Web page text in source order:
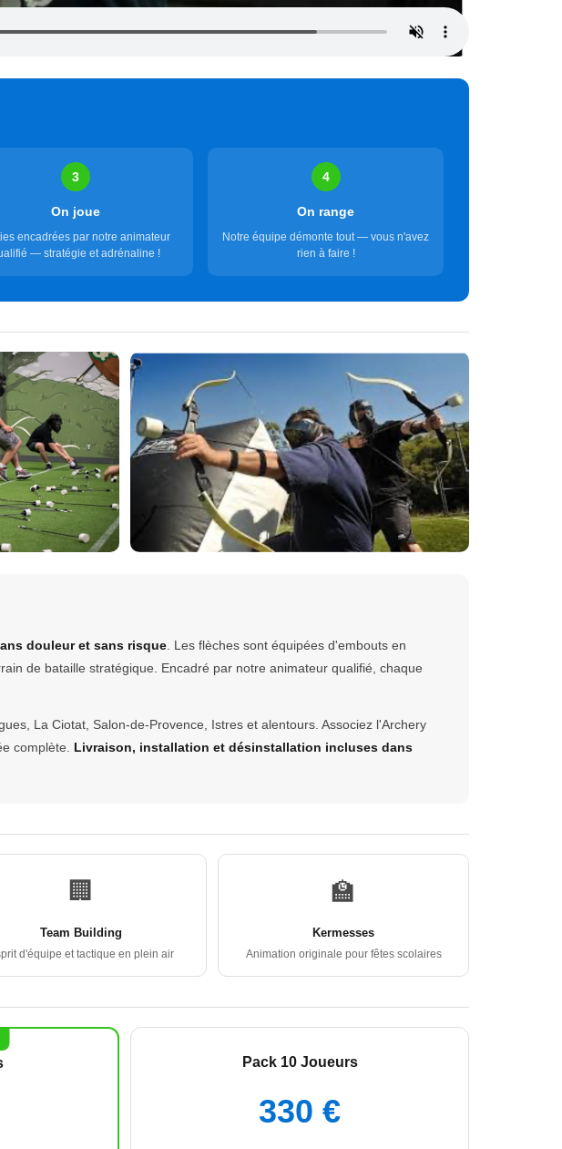
3
On joue
encadrées par notre animateur
— stratégie et adrénaline !
4
On range
Notre équipe démonte tout — vous n'avez
rien à faire !
douleur et sans risque . Les flèches sont équipées d'embouts en
de bataille stratégique. Encadré par notre animateur qualifié, chaque
La Ciotat, Salon-de-Provence, Istres et alentours. Associez l'Archery
complète. Livraison, installation et désinstallation incluses dans
🏢
Team Building
d'équipe et tactique en plein air
🏫
Kermesses
Animation originale pour fêtes scolaires
Pack 10 Joueurs
330 €